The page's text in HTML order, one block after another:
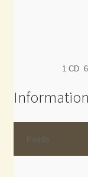
1 CD
Poids